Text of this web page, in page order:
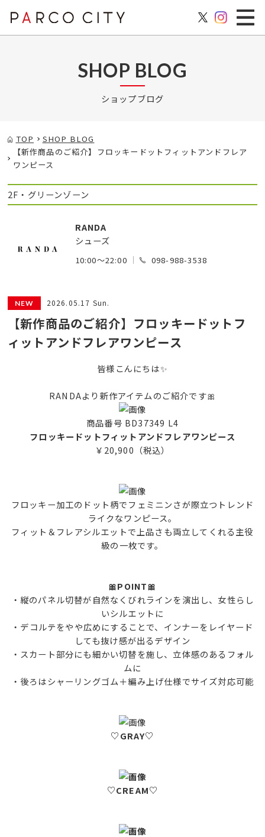
SHOP BLOG
ショップブログ
TOP
SHOP BLOG
【新作商品のご紹介】フロッキードットフィットアンドフレア
ワンピース
2F・グリーンゾーン
RANDA
シューズ
10:00～22:00 098-988-3538
2026.05.17 Sun.
【新作商品のご紹介】フロッキードットフ
ィットアンドフレアワンピース
皆様こんにちは✨
RANDAより新作アイテムのご紹介です🎀
商品番号 BD37349 L4
フロッキードットフィットアンドフレアワンピース
￥20,900（税込）
フロッキー加工のドット柄でフェミニンさが際立つトレンド
ライクなワンピース。
フィット＆フレアシルエットで上品さも両立してくれる主役
級の一枚です。
🎀POINT🎀
・縦のパネル切替が自然なくびれラインを演出し、女性らし
いシルエットに
・デコルテをやや広めにすることで、インナーをレイヤード
しても抜け感が出るデザイン
・スカート部分にも細かい切替を施し、立体感のあるフォル
ムに
・後ろはシャーリングゴム＋編み上げ仕様でサイズ対応可能
♡GRAY♡
♡CREAM♡